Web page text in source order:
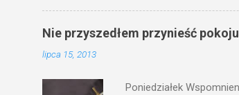
odmierzą wam i jeszcze
ma. W dzisiejszym
by je postawić pod
Nie przyszedłem przynieść
lipca 15, 2013
Poniedziałek